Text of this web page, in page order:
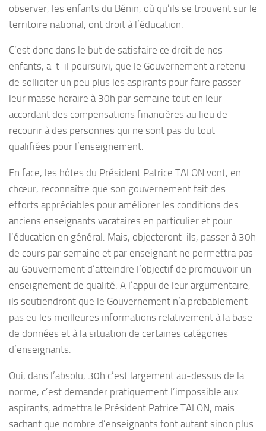
observer, les enfants du Bénin, où qu’ils se trouvent sur le
territoire national, ont droit à l’éducation.
C’est donc dans le but de satisfaire ce droit de nos
enfants, a-t-il poursuivi, que le Gouvernement a retenu
de solliciter un peu plus les aspirants pour faire passer
leur masse horaire à 30h par semaine tout en leur
accordant des compensations financières au lieu de
recourir à des personnes qui ne sont pas du tout
qualifiées pour l’enseignement.
En face, les hôtes du Président Patrice TALON vont, en
chœur, reconnaître que son gouvernement fait des
efforts appréciables pour améliorer les conditions des
anciens enseignants vacataires en particulier et pour
l’éducation en général. Mais, objecteront-ils, passer à 30h
de cours par semaine et par enseignant ne permettra pas
au Gouvernement d’atteindre l’objectif de promouvoir un
enseignement de qualité. A l’appui de leur argumentaire,
ils soutiendront que le Gouvernement n’a probablement
pas eu les meilleures informations relativement à la base
de données et à la situation de certaines catégories
d’enseignants.
Oui, dans l’absolu, 30h c’est largement au-dessus de la
norme, c’est demander pratiquement l’impossible aux
aspirants, admettra le Président Patrice TALON, mais
sachant que nombre d’enseignants font autant sinon plus